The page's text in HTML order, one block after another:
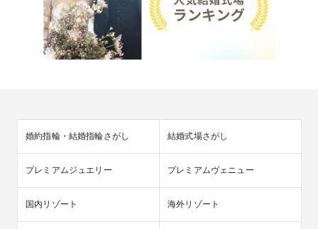
婚約指輪・結婚指輪さがし 結婚式場さがし
プレミアムジュエリー プレミアムヴェニュー
国内リゾート 海外リゾート